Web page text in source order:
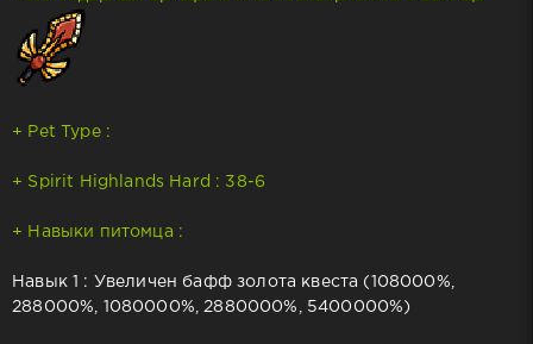
+ Pet Type :
+ Spirit Highlands Hard : 38-6
+ Навыки питомца :
Навык 1 : Увеличен бафф золота квеста (108000%,
288000%, 1080000%, 2880000%, 5400000%)